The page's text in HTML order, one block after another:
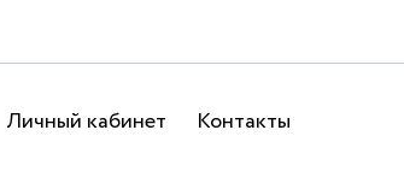
Личный кабинет Контакты